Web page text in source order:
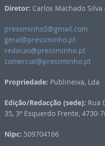
Diretor: Carlos Machado Silva
pressminho5@gmail.com
geral@pressminho.pt
redacao@pressminho.pt
comercial@pressminho.pt
Propriedade: Publineiva, Lda
Edição/Redacção (sede): Rua
35, 3º Esquerdo Frente, 4730-
Nipc: 509704166